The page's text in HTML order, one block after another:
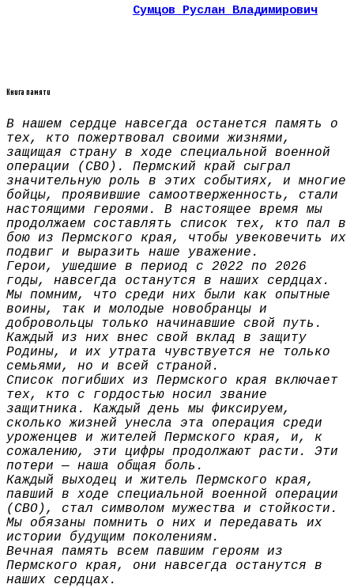
Сумцов Руслан Владимирович
Книга памяти
В нашем сердце навсегда останется память о
тех, кто пожертвовал своими жизнями,
защищая страну в ходе специальной военной
операции (СВО). Пермский край сыграл
значительную роль в этих событиях, и многие
бойцы, проявившие самоотверженность, стали
настоящими героями. В настоящее время мы
продолжаем составлять список тех, кто пал в
бою из Пермского края, чтобы увековечить их
подвиг и выразить наше уважение.
Герои, ушедшие в период с 2022 по 2026
годы, навсегда останутся в наших сердцах.
Мы помним, что среди них были как опытные
воины, так и молодые новобранцы и
добровольцы только начинавшие свой путь.
Каждый из них внес свой вклад в защиту
Родины, и их утрата чувствуется не только
семьями, но и всей страной.
Список погибших из Пермского края включает
тех, кто с гордостью носил звание
защитника. Каждый день мы фиксируем,
сколько жизней унесла эта операция среди
уроженцев и жителей Пермского края, и, к
сожалению, эти цифры продолжают расти. Эти
потери — наша общая боль.
Каждый выходец и житель Пермского края,
павший в ходе специальной военной операции
(СВО), стал символом мужества и стойкости.
Мы обязаны помнить о них и передавать их
истории будущим поколениям.
Вечная память всем павшим героям из
Пермского края, они навсегда останутся в
наших сердцах.